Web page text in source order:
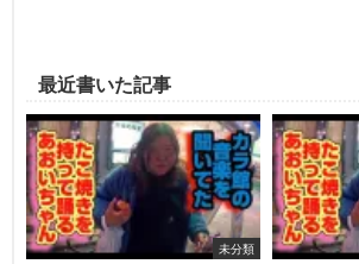
最近書いた記事
未分類